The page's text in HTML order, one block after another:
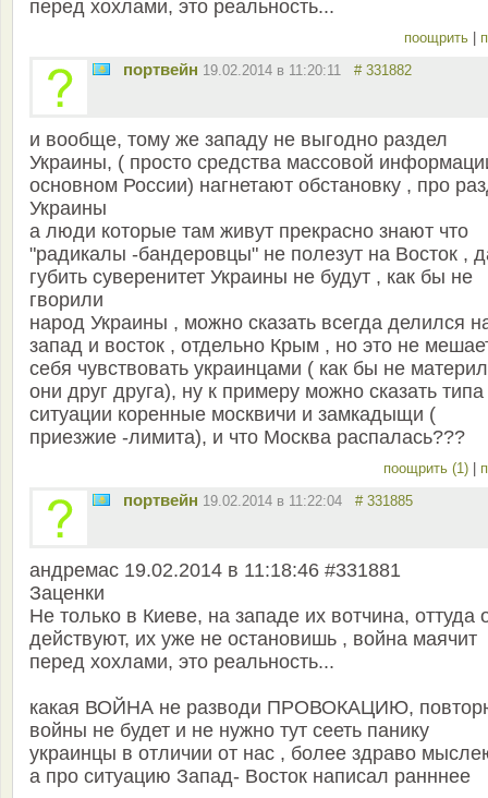
перед хохлами, это реальность...
поощрить
портвейн 19.02.2014 в 11:20:11 # 331882
и вообще, тому же западу не выгодно раздел
Украины, ( просто средства массовой
основном России) нагнетают обстановку , про
Украины
а люди которые там живут прекрасно знают что
"радикалы -бандеровцы" не полезут на Восток ,
губить суверенитет Украины не будут , как бы не
гворили
народ Украины , можно сказать всегда делился
запад и восток , отдельно Крым , но это не
себя чувствовать украинцами ( как бы не
они друг друга), ну к примеру можно сказать типа
ситуации коренные москвичи и замкадыщи (
приезжие -лимита), и что Москва распалась???
поощрить (1)
портвейн 19.02.2014 в 11:22:04 # 331885
андремас 19.02.2014 в 11:18:46 #331881
Заценки
Не только в Киеве, на западе их вотчина, оттуда
действуют, их уже не остановишь , война маячит
перед хохлами, это реальность...
какая ВОЙНА не разводи ПРОВОКАЦИЮ,
войны не будет и не нужно тут сееть панику
украинцы в отличии от нас , более здраво
а про ситуацию Запад- Восток написал ранннее